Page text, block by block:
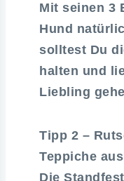
Mit seinen 3
Hund
solltest Du
halten und
Liebling
Tipp 2 –
Teppiche
Die